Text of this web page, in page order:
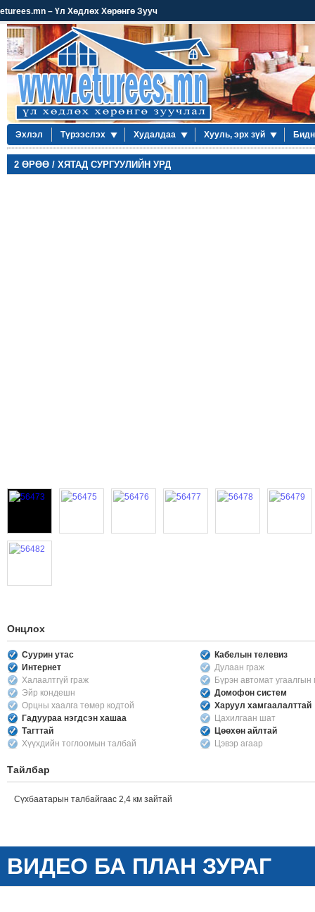
eturees.mn – Үл Хөдлөх Хөрөнгө Зууч
Эхлэл Түрээслэх Худалдаа Хууль, эрх зүй
2 ӨРӨӨ / ХЯТАД СУРГУУЛИЙН УРД
Онцлох
Суурин утас
Кабелын телевиз
Интернет
Дулаан граж
Халаалтгүй граж
Бүрэн автомат
Эйр кондешн
Домофон систем
Орцны хаалга төмөр кодтой
Харуул хамгаалалттай
Гадуураа нэгдсэн хашаа
Цахилгаан шат
Тагттай
Цөөхөн айлтай
Хүүхдийн тоглоомын талбай
Цэвэр агаар
Тайлбар
Сүхбаатарын талбайгаас 2,4 км зайтай
ВИДЕО БА ПЛАН ЗУРАГ